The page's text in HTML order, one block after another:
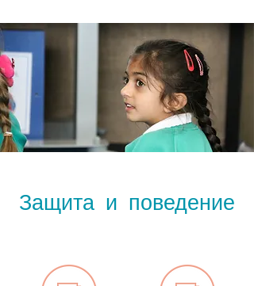
Защита и поведение